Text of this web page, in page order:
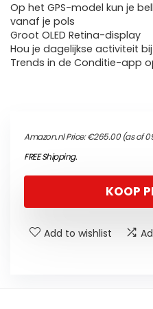
Op het GPS-model kun je
vanaf je pols
Groot OLED Retina-display
Hou je dagelijkse activiteit
Trends in de Conditie-app
Amazon.nl Price:€265.00(as of
FREE Shipping.
KOOP
Add to wishlist